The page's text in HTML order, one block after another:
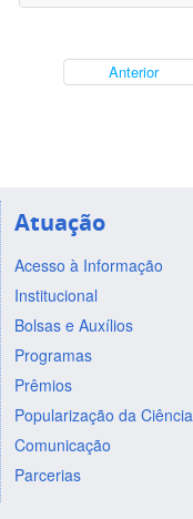
Anterior
Atuação
Acesso à Informação
Institucional
Bolsas e Auxílios
Programas
Prêmios
Popularização da Ciência
Comunicação
Parcerias